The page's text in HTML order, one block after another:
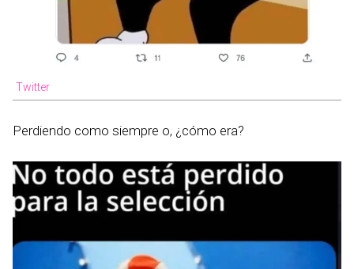
Twitter
Perdiendo como siempre o, ¿cómo era?